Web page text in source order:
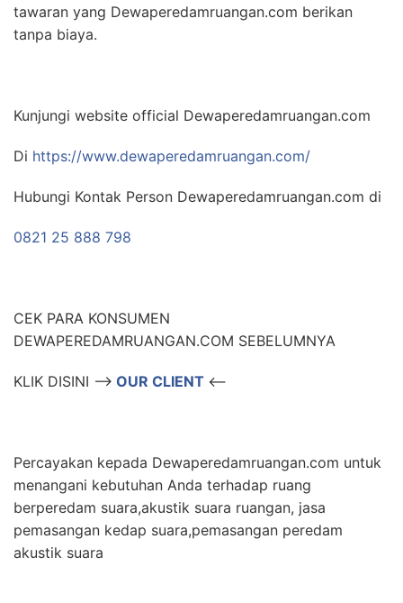
tawaran yang Dewaperedamruangan.com berikan
tanpa biaya.
Kunjungi website official Dewaperedamruangan.com
Di https://www.dewaperedamruangan.com/
Hubungi Kontak Person Dewaperedamruangan.com di
0821 25 888 798
CEK PARA KONSUMEN
DEWAPEREDAMRUANGAN.COM SEBELUMNYA
KLIK DISINI –> OUR CLIENT <–
Percayakan kepada Dewaperedamruangan.com untuk
menangani kebutuhan Anda terhadap ruang
berperedam suara,akustik suara ruangan, jasa
pemasangan kedap suara,pemasangan peredam
akustik suara